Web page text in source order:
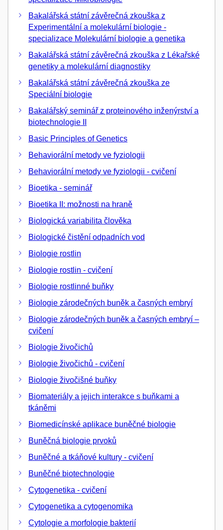
Bakalářská státní závěrečná zkouška z
Experimentální a molekulární biologie -
specializace Molekulární biologie a genetika
Bakalářská státní závěrečná zkouška z Lékařské
genetiky a molekulární diagnostiky
Bakalářská státní závěrečná zkouška ze
Speciální biologie
Bakalářský seminář z proteinového inženýrství a
biotechnologie II
Basic Principles of Genetics
Behaviorální metody ve fyziologii
Behaviorální metody ve fyziologii - cvičení
Bioetika - seminář
Bioetika II: možnosti na hraně
Biologická variabilita člověka
Biologické čistění odpadních vod
Biologie rostlin
Biologie rostlin - cvičení
Biologie rostlinné buňky
Biologie zárodečných buněk a časných embryí
Biologie zárodečných buněk a časných embryí –
cvičení
Biologie živočichů
Biologie živočichů - cvičení
Biologie živočišné buňky
Biomateriály a jejich interakce s buňkami a
tkáněmi
Biomedicínské aplikace buněčné biologie
Buněčná biologie prvoků
Buněčné a tkáňové kultury - cvičení
Buněčné biotechnologie
Cytogenetika - cvičení
Cytogenetika a cytogenomika
Cytologie a morfologie bakterií